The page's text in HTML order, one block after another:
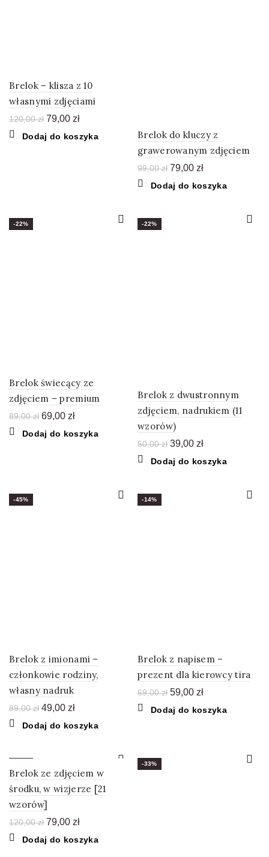
Brelok – klisza z 10
własnymi zdjęciami
120,00zł Pierwotna
wynosiła:
79,00 złAktualna
wynosi:
Dodaj do koszyka
Brelok do kluczy z
grawerowanym zdjęciem
99,00zł Pierwotna
wynosiła:
79,00 złAktualna
wynosi:
Dodaj do koszyka
-22%
Brelok świecący ze
zdjęciem – premium
89,00zł Pierwotna
wynosiła:
69,00 złAktualna
wynosi:
Dodaj do koszyka
-22%
Brelok z dwustronnym
zdjęciem, nadrukiem (11
wzorów)
50,00zł Pierwotna
wynosiła:
39,00 złAktualna
wynosi:
Dodaj do koszyka
-45%
Brelok z imionami –
członkowie rodziny,
własny nadruk
89,00zł Pierwotna
wynosiła:
49,00 złAktualna
wynosi:
Dodaj do koszyka
-14%
Brelok z napisem –
prezent dla kierowcy tira
69,00zł Pierwotna
wynosiła:
59,00 złAktualna
wynosi:
Dodaj do koszyka
Brelok ze zdjęciem w
środku, w wizjerze [21
wzorów]
120,00zł Pierwotna
wynosiła:
79,00 złAktualna
wynosi:
Dodaj do koszyka
-33%